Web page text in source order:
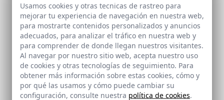
Ref: 4929_35
Ref: 4929_36
Usamos cookies y otras tecnicas de rastreo para
mejorar tu experiencia de navegación en nuestra web,
para mostrarte contenidos personalizados y anuncios
adecuados, para analizar el tráfico en nuestra web y
para comprender de donde llegan nuestros visitantes.
Al navegar por nuestro sitio web, acepta nuestro uso
de cookies y otras tecnologías de seguimiento. Para
obtener más información sobre estas cookies, cómo y
por qué las usamos y cómo puede cambiar su
configuración, consulte nuestra política de cookies.